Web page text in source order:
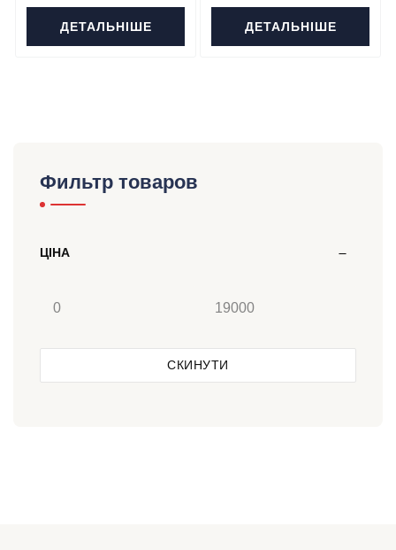
цена
составляла
цена:
₴8650.
ДЕТАЛЬНІШЕ
цена
составляла
ДЕТАЛЬНІШЕ
Фильтр товаров
ЦІНА
СКИНУТИ